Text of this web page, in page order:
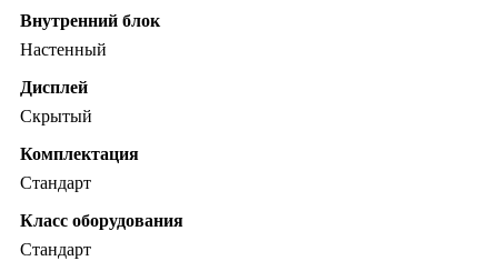
Внутренний блок
Настенный
Дисплей
Скрытый
Комплектация
Стандарт
Класс оборудования
Стандарт